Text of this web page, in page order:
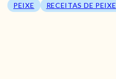
PEIXE RECEITAS DE PEIXE